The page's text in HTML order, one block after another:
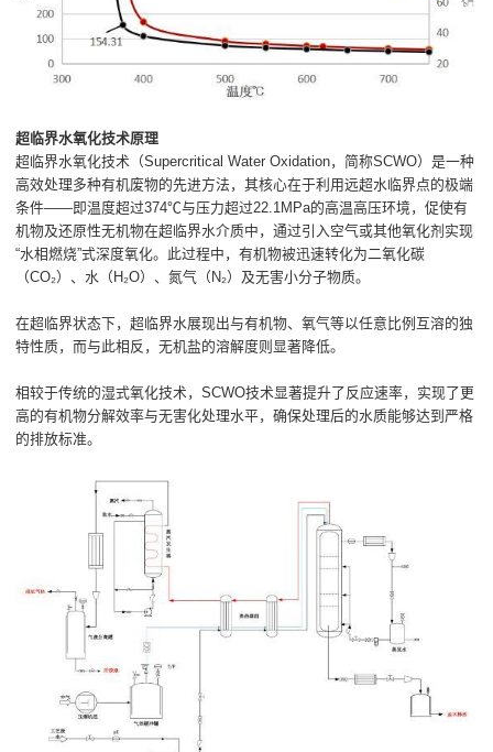
超临界水氧化技术原理
超临界水氧化技术（Supercritical Water Oxidation，简称SCWO）是一种
高效处理多种有机废物的先进方法，其核心在于利用远超水临界点的极端
条件——即温度超过374℃与压力超过22.1MPa的高温高压环境，促使有
机物及还原性无机物在超临界水介质中，通过引入空气或其他氧化剂实现
“水相燃烧”式深度氧化。此过程中，有机物被迅速转化为二氧化碳
（CO₂）、水（H₂O）、氮气（N₂）及无害小分子物质。
在超临界状态下，超临界水展现出与有机物、氧气等以任意比例互溶的独
特性质，而与此相反，无机盐的溶解度则显著降低。
相较于传统的湿式氧化技术，SCWO技术显著提升了反应速率，实现了更
高的有机物分解效率与无害化处理水平，确保处理后的水质能够达到严格
的排放标准。